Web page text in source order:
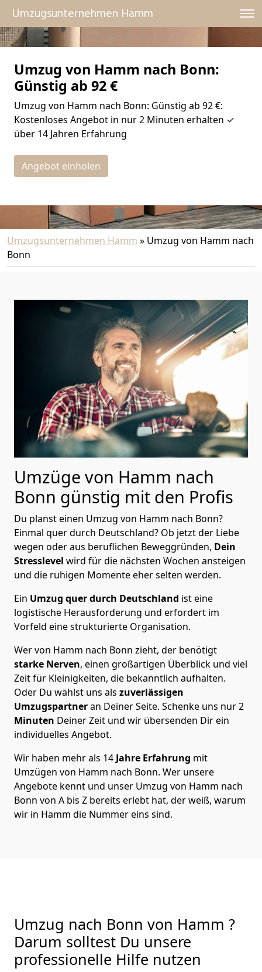
Umzugsunternehmen Hamm
Umzug von Hamm nach Bonn:
Günstig ab 92 €
Umzug von Hamm nach Bonn: Günstig ab 92 €:
Kostenloses Angebot in nur 2 Minuten erhalten ✓
über 14 Jahren Erfahrung
Angebot einholen
Umzugsunternehmen Hamm » Umzug von Hamm nach
Bonn
Umzüge von Hamm nach
Bonn günstig mit den Profis
Du planst einen Umzug von Hamm nach Bonn?
Einmal quer durch Deutschland? Ob jetzt der Liebe
wegen oder aus beruflichen Beweggründen, Dein
Stresslevel wird für die nächsten Wochen ansteigen
und die ruhigen Momente eher selten werden.
Ein Umzug quer durch Deutschland ist eine
logistische Herausforderung und erfordert im
Vorfeld eine strukturierte Organisation.
Wer von Hamm nach Bonn zieht, der benötigt
starke Nerven, einen großartigen Überblick und viel
Zeit für Kleinigkeiten, die bekanntlich aufhalten.
Oder Du wählst uns als zuverlässigen
Umzugspartneran Deiner Seite. Schenke uns nur2
Minuten Deiner Zeit und wir übersenden Dir ein
individuelles Angebot.
Wir haben mehr als 14 Jahre Erfahrung mit
Umzügen von Hamm nach Bonn. Wer unsere
Angebote kennt und unser Umzug von Hamm nach
Bonn von A bis Z bereits erlebt hat, der weiß, warum
wir in Hamm die Nummer eins sind.
Umzug nach Bonn von Hamm ?
Darum solltest Du unsere
professionelle Hilfe nutzen